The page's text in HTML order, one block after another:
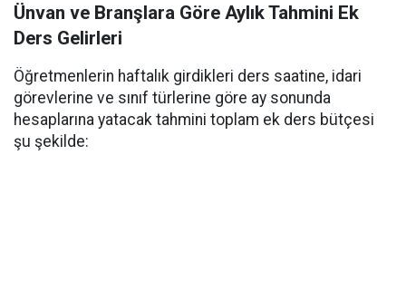
Ünvan ve Branşlara Göre Aylık Tahmini Ek
Ders Gelirleri
Öğretmenlerin haftalık girdikleri ders saatine, idari
görevlerine ve sınıf türlerine göre ay sonunda
hesaplarına yatacak tahmini toplam ek ders bütçesi
şu şekilde: